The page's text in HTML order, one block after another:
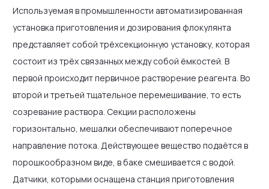
Используемая в промышленности автоматизированная
установка приготовления и дозирования флокулянта
представляет собой трёхсекционную установку, которая
состоит из трёх связанных между собой ёмкостей. В
первой происходит первичное растворение реагента. Во
второй и третьей тщательное перемешивание, то есть
созревание раствора. Секции расположены
горизонтально, мешалки обеспечивают поперечное
направление потока. Действующее вещество подаётся в
порошкообразном виде, в баке смешивается с водой.
Датчики, которыми оснащена станция приготовления